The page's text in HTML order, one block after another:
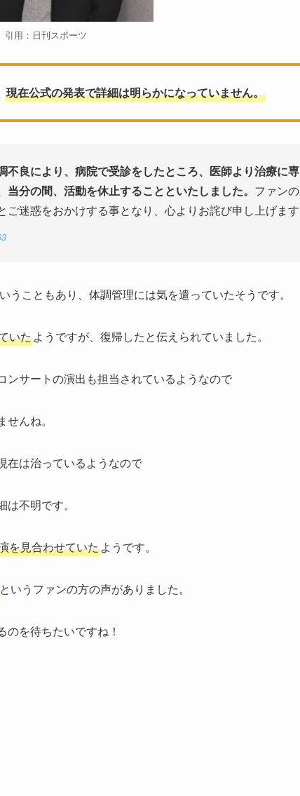
引用：日刊スポーツ
現在公式の発表で詳細は明らかになっていません。
不良により、病院で受診をしたところ、医師より治療に専
分の間、活動を休止することといたしました。 ファンの
迷惑をおかけする事となり、心よりお詫び申し上げます
うこともあり、体調管理には気を遣っていたそうです。
いたようですが、復帰したと伝えられていました。
サートの演出も担当されているようなので
んね。
在は治っているようなので
不明です。
を見合わせていたようです。
というファンの方の声がありました。
を待ちたいですね！